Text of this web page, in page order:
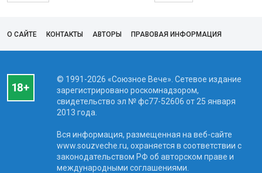
О САЙТЕ КОНТАКТЫ АВТОРЫ ПРАВОВАЯ ИНФОРМАЦИЯ
© 1991-2026 «Союзное Вече». Сетевое издание
зарегистрировано роскомнадзором,
свидетельство эл № фc77-52606 от 25 января
2013 года.
Вся информация, размещенная на веб-сайте
www.souzveche.ru, охраняется в соответствии с
законодательством РФ об авторском праве и
международными соглашениями.